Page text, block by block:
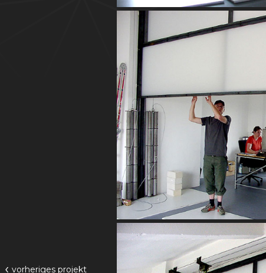
‹ vorheriges projekt